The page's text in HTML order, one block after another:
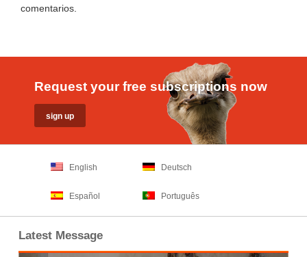
comentarios
Request your free subscriptions now
English Deutsch
Español Português
Latest Message